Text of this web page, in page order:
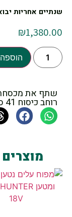
שנתיים אחריות
₪1,380.00
רוחב כיסוח 41 ס”מ – גוף בלבד – Greenworks